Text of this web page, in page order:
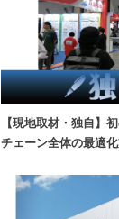
【現地取材・独自】
チェーン全体の最適